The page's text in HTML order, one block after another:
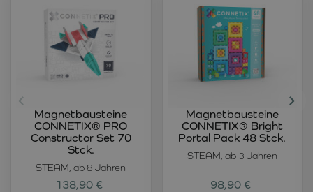
STEAM, ab 8 Jahren
Magnetbausteine
CONNETIX® PRO
Constructor Set 70
Stck.
138,90 €
STEAM, ab 3 Jahren
Magnetbausteine
CONNETIX® Bright
Portal Pack 48 Stck.
98,90 €